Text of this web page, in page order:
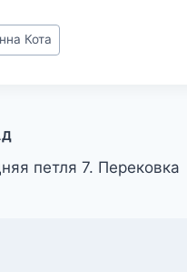
Кота
петля 7. Перековка